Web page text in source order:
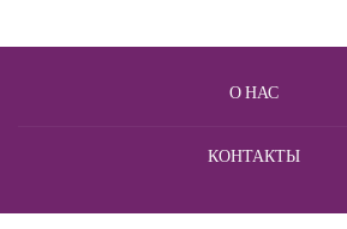
О НАС
КОНТАКТЫ